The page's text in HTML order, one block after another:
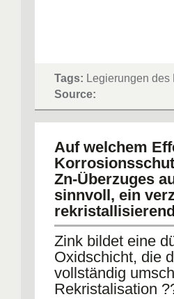
Tags: Legierungen des
Source:
Auf welchem
Zn-Überzuges
sinnvoll, ein
Zink bildet eine
Oxidschicht, die
vollständig
Rekristalisation